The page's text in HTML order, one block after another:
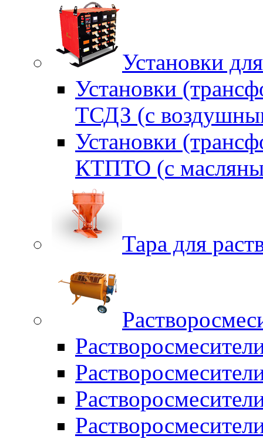
Установки
Установки
ТСДЗ (c
Установки
КТПТО (c
Тара для